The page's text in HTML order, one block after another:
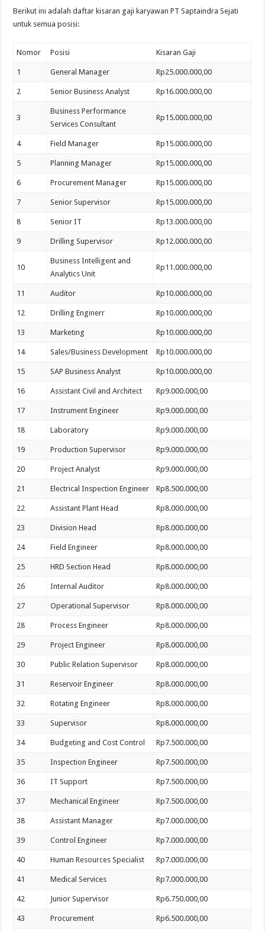
Berikut ini adalah daftar kisaran gaji karyawanPT Saptaindra Sejati
untuk semua posisi:
Nomor Posisi Kisaran Gaji
1 General Manager Rp25.000.000,00
2 Senior Business Analyst Rp16.000.000,00
3
Business Performance
Services Consultant
Rp15.000.000,00
4 Field Manager Rp15.000.000,00
5 Planning Manager Rp15.000.000,00
6 Procurement Manager Rp15.000.000,00
7 Senior Supervisor Rp15.000.000,00
8 Senior IT Rp13.000.000,00
9 Drilling Supervisor Rp12.000.000,00
10
Business Intelligent and
Analytics Unit
Rp11.000.000,00
11 Auditor Rp10.000.000,00
12 Drilling Enginerr Rp10.000.000,00
13 Marketing Rp10.000.000,00
14 Sales/Business Development Rp10.000.000,00
15 SAP Business Analyst Rp10.000.000,00
16 Assistant Civil and Architect Rp9.000.000,00
17 Instrument Engineer Rp9.000.000,00
18 Laboratory Rp9.000.000,00
19 Production Supervisor Rp9.000.000,00
20 Project Analyst Rp9.000.000,00
21 Electrical Inspection Engineer Rp8.500.000,00
22 Assistant Plant Head Rp8.000.000,00
23 Division Head Rp8.000.000,00
24 Field Engineer Rp8.000.000,00
25 HRD Section Head Rp8.000.000,00
26 Internal Auditor Rp8.000.000,00
27 Operational Supervisor Rp8.000.000,00
28 Process Engineer Rp8.000.000,00
29 Project Engineer Rp8.000.000,00
30 Public Relation Supervisor Rp8.000.000,00
31 Reservoir Engineer Rp8.000.000,00
32 Rotating Engineer Rp8.000.000,00
33 Supervisor Rp8.000.000,00
34 Budgeting and Cost Control Rp7.500.000,00
35 Inspection Engineer Rp7.500.000,00
36 IT Support Rp7.500.000,00
37 Mechanical Engineer Rp7.500.000,00
38 Assistant Manager Rp7.000.000,00
39 Control Engineer Rp7.000.000,00
40 Human Resources Specialist Rp7.000.000,00
41 Medical Services Rp7.000.000,00
42 Junior Supervisor Rp6.750.000,00
43 Procurement Rp6.500.000,00